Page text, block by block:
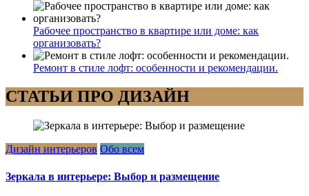
Рабочее пространство в квартире или доме: как
организовать?
Ремонт в стиле лофт: особенности и рекомендации.
СТАТЬИ ПРО ДИЗАЙН
Дизайн интерьеров Обо всем
Зеркала в интерьере: Выбор и размещение